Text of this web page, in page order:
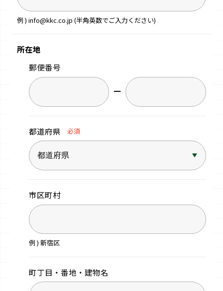
例 ) info@kkc.co.jp (半角英数でご入力ください)
所在地
郵便番号
−
都道府県 必須
市区町村
例 ) 新宿区
町丁目・番地・建物名